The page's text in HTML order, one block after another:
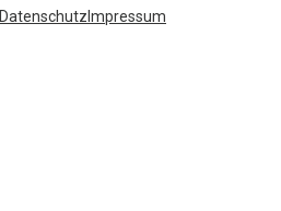
Datenschutz Impressum